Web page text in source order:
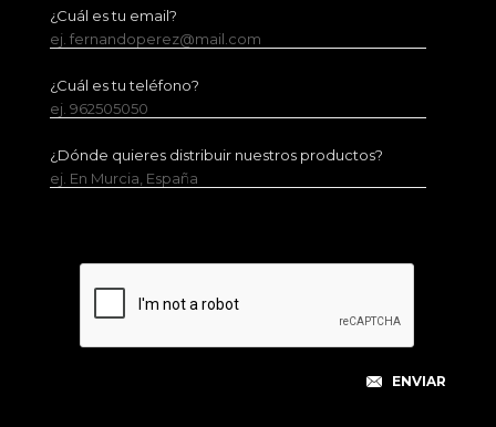
¿Cuál es tu email?
ej. fernandoperez@mail.com
¿Cuál es tu teléfono?
ej. 962505050
¿Dónde quieres distribuir nuestros productos?
ej. En Murcia, España